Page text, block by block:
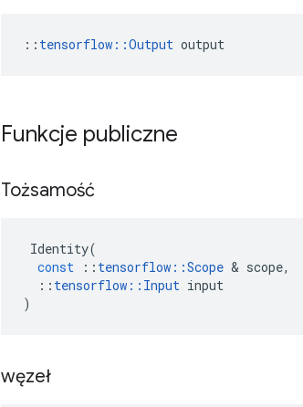
:: tensorflow::Output output
Funkcje publiczne
Tożsamość
Identity(
const
:: tensorflow ::Scope & scope,
:: tensorflow :: Input input
)
węzeł